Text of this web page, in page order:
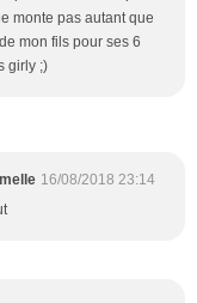
monte pas autant que
mon fils pour ses 6
girly ;)
16/08/2018 23:14